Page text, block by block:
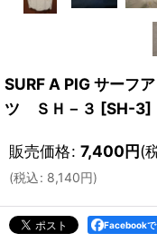
SURF A PIG サーフ
ツ ＳＨ－３ [SH-3]
販売価格: 7,400円(
(税込: 8,140円)
Facebookで